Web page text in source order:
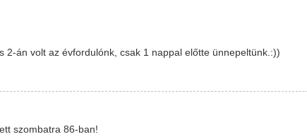
2-án volt az évfordulónk, csak 1 nappal előtte ünnepeltünk.:))
szombatra 86-ban!